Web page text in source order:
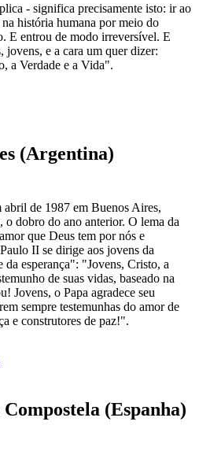
- significa precisamente isto: ir ao
história humana por meio do
E entrou de modo irreversível. E
jovens, e a cara um quer dizer:
a Verdade e a Vida".
(Argentina)
de 1987 em Buenos Aires,
o dobro do ano anterior. O lema da
que Deus tem por nós e
II se dirige aos jovens da
esperança": "Jovens, Cristo, a
de suas vidas, baseado na
Jovens, o Papa agradece seu
sempre testemunhas do amor de
e construtores de paz!".
(Espanha)